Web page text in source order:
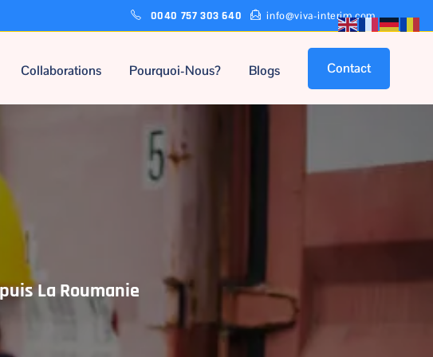
0040 757 303 640 info@viva-interim.com
Collaborations Pourquoi-Nous? Blogs Contact
La Roumanie